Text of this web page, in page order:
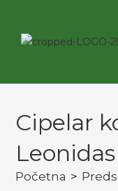
Cipelar
Leonidas
Početna >